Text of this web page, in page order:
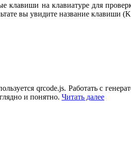
клавиши на клавиатуре для
вы увидите название клавиши
qrcode.js. Работать с
и понятно. Читать далее